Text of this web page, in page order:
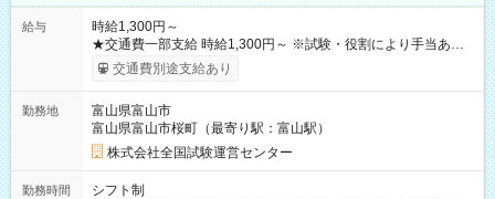
給与
時給1,300円～
★交通費一部支給 時給1,300円～ ※試験・役割により手当あり
※勤務回数により昇給あり 【即給（前払い）オプションあ
り！】 希望される場合、勤務から1週間ほどで給与の一部を受け
例】 ・河合塾模擬試験 8:30～17:30（休憩1時間） 時給1,300円
×8時間＝日収10,400円＋交通費 ※当日の役割により時給＋100
円の場合あり ・国家試験 7:00～13:30（休憩なし） 時給1,300
円（役割手当＋100円）×6時間＝日収8,400円＋交通費 【試用期
間】試用期間なし
交通費別途支給あり
勤務地
富山県富山市
富山県富山市桜町（最寄り駅：富山駅）
株式会社全国試験運営センター
勤務時間
シフト制